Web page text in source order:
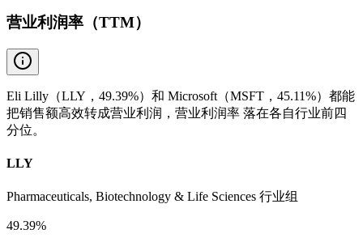
营业利润率（TTM）
Eli Lilly（LLY，49.39%）和 Microsoft（MSFT，45.11%）都能
把销售额高效转成营业利润，营业利润率 落在各自行业前四
分位。
LLY
Pharmaceuticals, Biotechnology & Life Sciences 行业组
49.39%